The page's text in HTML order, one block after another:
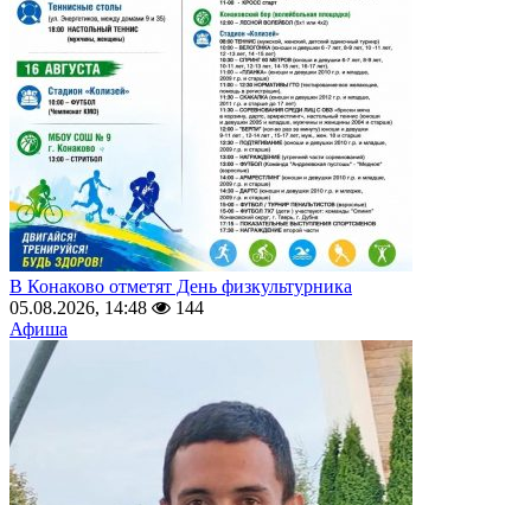
В Конаково отметят День физкультурника
05.08.2026, 14:48
144
Афиша